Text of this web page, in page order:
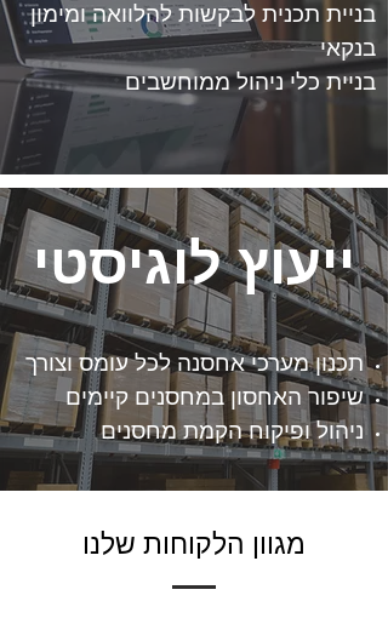
בניית תכנית לבקשות להלוואה ומימון
בנקאי
בניית כלי ניהול ממוחשבים
ייעוץ לוגיסטי
תכנון מערכי אחסנה לכל עומס וצורך
שיפור האחסון במחסנים קיימים
ניהול ופיקוח הקמת מחסנים
מגוון הלקוחות שלנו